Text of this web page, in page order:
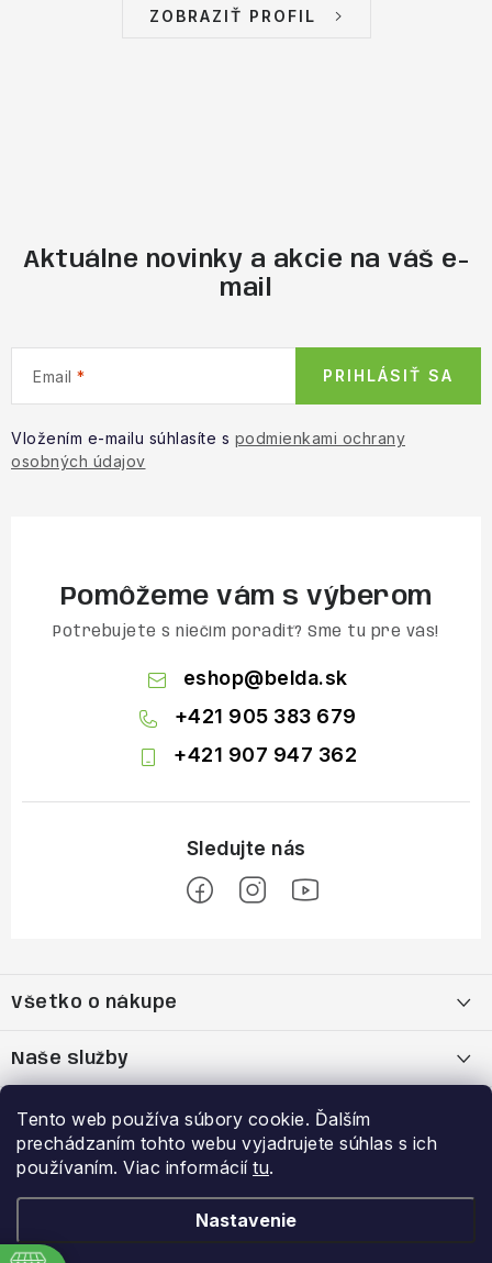
Tento web používa súbory cookie. Ďalším
prechádzaním tohto webu vyjadrujete súhlas s ich
používaním. Viac informácií tu.
Nastavenie
ZOBRAZIŤ PROFIL
Aktuálne novinky a akcie na váš e-
mail
Email
Vložením e-mailu súhlasíte s podmienkami ochrany
osobných údajov
PRIHLÁSIŤ SA
Pomôžeme vám s výberom
Potrebujete s niečím poradiť? Sme tu pre vás!
eshop@belda.sk
+421 905 383 679
+421 907 947 362
p
ä
t
Všetko o nákupe
OBCHODNÉ PODMIENKY
Zásady spracovania a ochrany osobných údajov
Naše služby
Bootfitting - Tvarovanie Lyžiarok v Nitre
Dynamická analýza chodidla
Výhody a zľavy
Garancia najnižšej ceny
Prihlásenie